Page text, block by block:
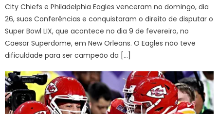
City Chiefs e Philadelphia Eagles venceram no domingo, dia
26, suas Conferências e conquistaram o direito de disputar o
Super Bowl LIX, que acontece no dia 9 de fevereiro, no
Caesar Superdome, em New Orleans. O Eagles não teve
dificuldade para ser campeão da […]